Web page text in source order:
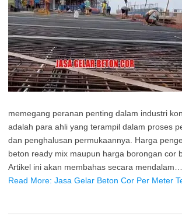
memegang peranan penting dalam industri
adalah para ahli yang terampil dalam proses
dan penghalusan permukaannya. Harga
beton ready mix maupun harga borongan cor
Artikel ini akan membahas secara mendalam…
Read More: Jasa Gelar Beton Cor Per Meter